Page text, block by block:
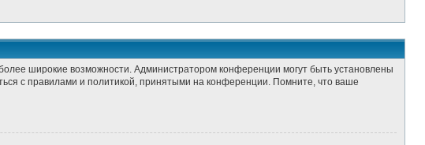
широкие возможности. Администратором конференции могут быть установлены
с правилами и политикой, принятыми на конференции. Помните, что ваше